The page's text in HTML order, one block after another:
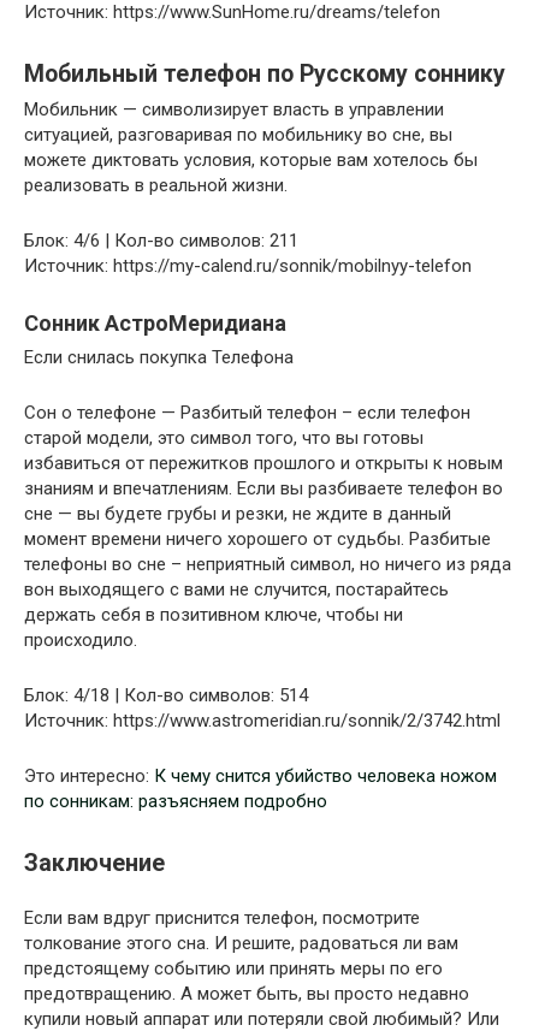
Источник: https://www.SunHome.ru/dreams/telefon
Мобильный телефон по Русскому соннику
Мобильник — символизирует власть в управлении
ситуацией, разговаривая по мобильнику во сне, вы
можете диктовать условия, которые вам хотелось бы
реализовать в реальной жизни.
Блок: 4/6 | Кол-во символов: 211
Источник: https://my-calend.ru/sonnik/mobilnyy-telefon
Сонник АстроМеридиана
Если снилась покупка Телефона
Сон о телефоне — Разбитый телефон – если телефон
старой модели, это символ того, что вы готовы
избавиться от пережитков прошлого и открыты к новым
знаниям и впечатлениям. Если вы разбиваете телефон во
сне — вы будете грубы и резки, не ждите в данный
момент времени ничего хорошего от судьбы. Разбитые
телефоны во сне – неприятный символ, но ничего из ряда
вон выходящего с вами не случится, постарайтесь
держать себя в позитивном ключе, чтобы ни
происходило.
Блок: 4/18 | Кол-во символов: 514
Источник: https://www.astromeridian.ru/sonnik/2/3742.html
Это интересно: К чему снится убийство человека ножом
по сонникам: разъясняем подробно
Заключение
Если вам вдруг приснится телефон, посмотрите
толкование этого сна. И решите, радоваться ли вам
предстоящему событию или принять меры по его
предотвращению. А может быть, вы просто недавно
купили новый аппарат или потеряли свой любимый? Или